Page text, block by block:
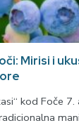
Mirisi i
kod Foče